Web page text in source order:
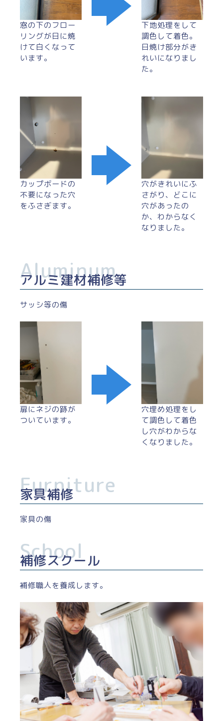
窓の下のフロー
リングが日に焼
けて白くなって
います。
下地処理をして
調色して着色。
日焼け部分がき
れいになりまし
た。
カップボードの
不要になった穴
をふさぎます。
穴がきれいにふ
さがり、どこに
穴があったの
か、わからなく
なりました。
アルミ建材補修等
サッシ等の傷
扉にネジの跡が
ついています。
穴埋め処理をし
て調色して着色
し穴がわからな
くなりました。
家具補修
家具の傷
補修スクール
補修職人を養成します。